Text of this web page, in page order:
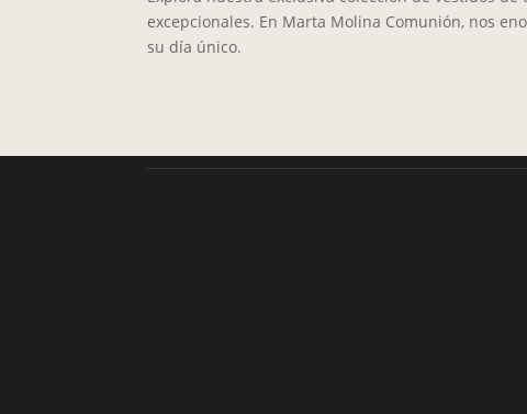
excepcionales. En Marta Molina Comunión, nos
su día único.